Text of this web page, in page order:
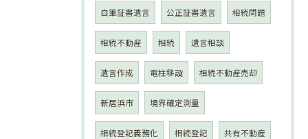
自筆証書遺言 公正証書遺言 相続問題
相続不動産 相続 遺言相談
遺言作成 電柱移設 相続不動産売却
新居浜市 境界確定測量
相続登記義務化 相続登記 共有不動産